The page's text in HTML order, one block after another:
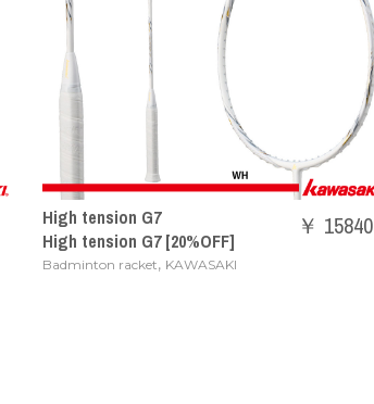
High tension G7
High tension G7 [20%OFF]
Badminton racket, KAWASAKI
￥ 15840